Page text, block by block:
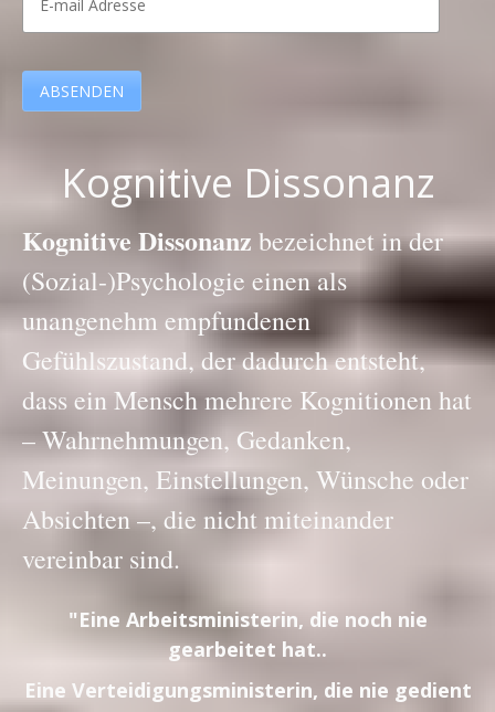
Kognitive Dissonanz
Kognitive Dissonanz bezeichnet in der
(Sozial-)Psychologie einen als
unangenehm empfundenen
Gefühlszustand, der dadurch entsteht,
dass ein Mensch mehrere Kognitionen hat
– Wahrnehmungen, Gedanken,
Meinungen, Einstellungen, Wünsche oder
Absichten –, die nicht miteinander
vereinbar sind.
"Eine Arbeitsministerin, die noch nie
gearbeitet hat..
Eine Verteidigungsministerin, die nie gedient